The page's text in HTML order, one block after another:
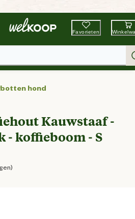
WinkelketenTuin & Dier
Favorieten
hond
Kauwstaaf -
- koffieboom - S